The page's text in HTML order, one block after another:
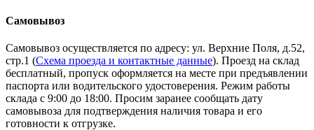
Самовывоз
Самовывоз осуществляется по адресу: ул. Верхние Поля, д.52,
стр.1 (Схема проезда и контактные данные). Проезд на склад
бесплатный, пропуск оформляется на месте при предъявлении
паспорта или водительского удостоверения. Режим работы
склада с 9:00 до 18:00. Просим заранее сообщать дату
самовывоза для подтверждения наличия товара и его
готовности к отгрузке.